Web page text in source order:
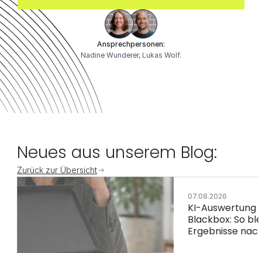
Ansprechpersonen:
Nadine Wunderer, Lukas Wolf.
Neues aus unserem Blog:
Zurück zur Übersicht
07.08.2026
KI-Auswertung
Blackbox: So
Ergebnisse